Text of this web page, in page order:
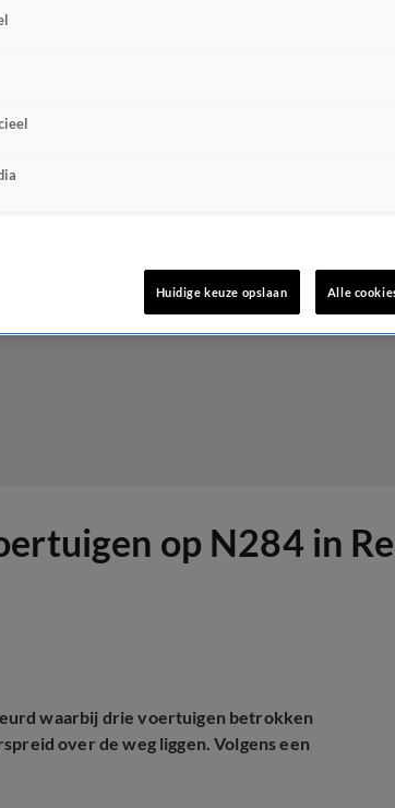
op N284 in
waarbij drie voertuigen betrokken
over de weg liggen. Volgens een
Huidige keuze opslaan Alle